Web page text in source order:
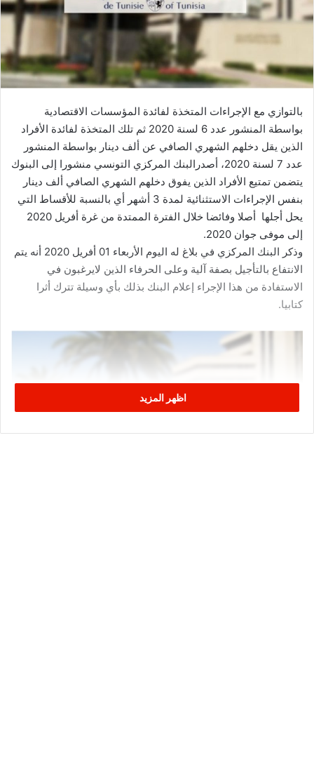
بالتوازي مع الإجراءات المتخذة لفائدة المؤسسات الاقتصادية
بواسطة المنشور عدد 6 لسنة 2020 ثم تلك المتخذة لفائدة الأفراد
الذين يقل دخلهم الشهري الصافي عن ألف دينار بواسطة المنشور
عدد 7 لسنة 2020، أصدرالبنك المركزي التونسي منشورا إلى البنوك
يتضمن تمتيع الأفراد الذين يفوق دخلهم الشهري الصافي ألف دينار
بنفس الإجراءات الاستثنائية لمدة 3 أشهر أي بالنسبة للأقساط التي
يحل أجلها أصلا وفائضا خلال الفترة الممتدة من غرة أفريل 2020
إلى موفى جوان 2020.
وذكر البنك المركزي في بلاغ له اليوم الأربعاء 01 أفريل 2020 أنه يتم
الانتفاع بالتأجيل بصفة آلية وعلى الحرفاء الذين لايرغبون في
الاستفادة من هذا الإجراء إعلام البنك بذلك بأي وسيلة تترك أثرا
كتابيا.
اظهر المزيد